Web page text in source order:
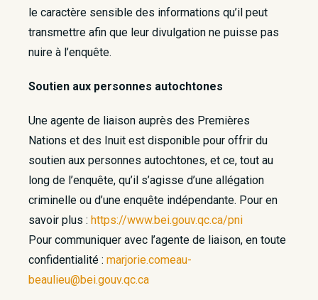
le caractère sensible des informations qu’il peut
transmettre afin que leur divulgation ne puisse pas
nuire à l’enquête.
Soutien aux personnes autochtones
Une agente de liaison auprès des Premières
Nations et des Inuit est disponible pour offrir du
soutien aux personnes autochtones, et ce, tout au
long de l’enquête, qu’il s’agisse d’une allégation
criminelle ou d’une enquête indépendante. Pour en
savoir plus : https://www.bei.gouv.qc.ca/pni
Pour communiquer avec l’agente de liaison, en toute
confidentialité : marjorie.comeau-
beaulieu@bei.gouv.qc.ca